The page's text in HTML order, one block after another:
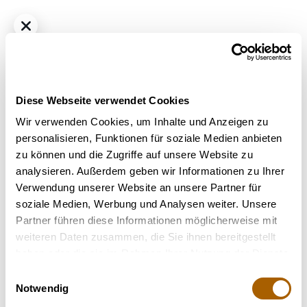
Diese Webseite verwendet Cookies
Wir verwenden Cookies, um Inhalte und Anzeigen zu
personalisieren, Funktionen für soziale Medien anbieten
zu können und die Zugriffe auf unsere Website zu
analysieren. Außerdem geben wir Informationen zu Ihrer
Verwendung unserer Website an unsere Partner für
soziale Medien, Werbung und Analysen weiter. Unsere
Partner führen diese Informationen möglicherweise mit
weiteren Daten zusammen, die Sie ihnen bereitgestellt
Notwendig
Hybrid THC28% CBD<1.0%
Cannamedical CM 28/1 CRM Creamy Kees No.5
Bestrahlung: Bestrahlt
Strain: Creamy Kee's No.5
Geschmack: Würzig, Holzig, Süß
Nicht verfügbar